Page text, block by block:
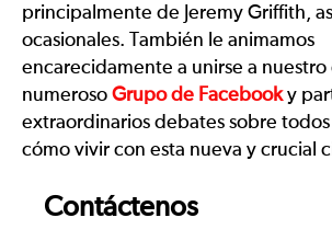
principalmente de Jeremy Griffith,
ocasionales. También le animamos
encarecidamente a unirse a nuestro
numeroso Grupo de Facebooky
extraordinarios debates sobre
cómo vivir con esta nueva y crucial
Contáctenos